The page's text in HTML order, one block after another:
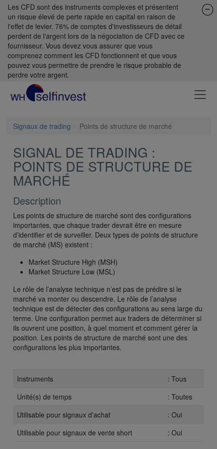
Les CFD sont des instruments complexes et présentent
un risque élevé de perte rapide en capital en raison de
l'effet de levier. 76% de comptes d'investisseurs de détail
perdent de l'argent lors de la négociation de CFD avec ce
fournisseur. Vous devez vous assurer que vous
comprenez comment les CFD fonctionnent et que vous
pouvez vous permettre de prendre le risque probable de
perdre votre argent.
Signaux de trading Points de structure de marché
SIGNAL DE TRADING :
POINTS DE STRUCTURE DE
MARCHÉ
Description
Les points de structure de marché sont des configurations
importantes, que chaque trader devrait être en mesure
d’identifier et de surveiller. Deux types de points de structure
de marché (MS) existent :
Market Structure High (MSH)
Market Structure Low (MSL)
Le rôle de l’analyse technique n’est pas de prédire si le
marché va monter ou descendre. Le rôle de l’analyse
technique est de détecter des configurations au sens large du
terme. Une configuration permet aux traders de déterminer si
ils ouvrent une position, à quel moment et comment gérer la
position. Les points de structure de marché sont une des
configurations les plus importantes.
Instruments
: Tous
Unité(s) de temps
: Toutes
Utilisable pour signaux d'achat
: Oui
Utilisable pour signaux de vente short
: Oui